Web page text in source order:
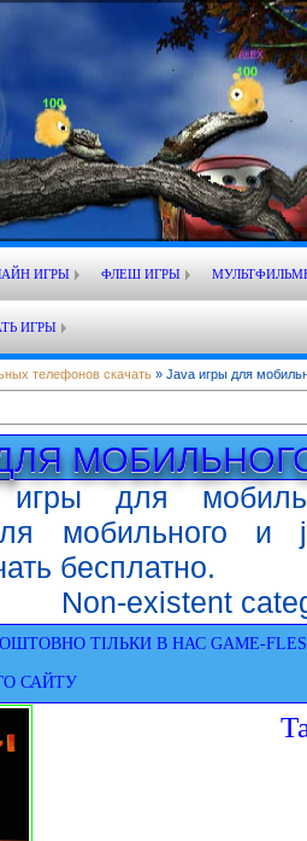
ИГРЫ ФЛЕШ ИГРЫ
ИГРЫ
телефонов скачать » Java игры для
для
мобильного и
бесплатно.
Non-existent
ТІЛЬКИ В НАС GAME-
САЙТУ